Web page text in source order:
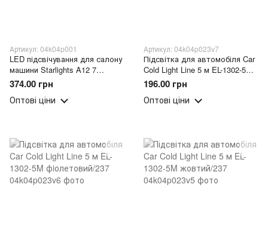
Артикул: 04k04p001
LED підсвічування для салону
машини Starlights A12 7
кольорів (219)
374.00 грн
Оптові ціни
Артикул: 04k04p023v7
Підсвітка для автомобіля Car
Cold Light Line 5 м EL-1302-5M
бiрюза/237
196.00 грн
Оптові ціни